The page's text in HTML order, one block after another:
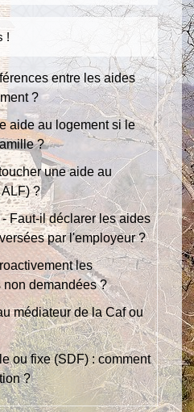
!
entre les aides
?
aide au logement si le
?
une aide au
ALF) ?
- Faut-il déclarer les aides
par l'employeur ?
les
demandées ?
médiateur de la Caf ou
ou fixe (SDF) : comment
?